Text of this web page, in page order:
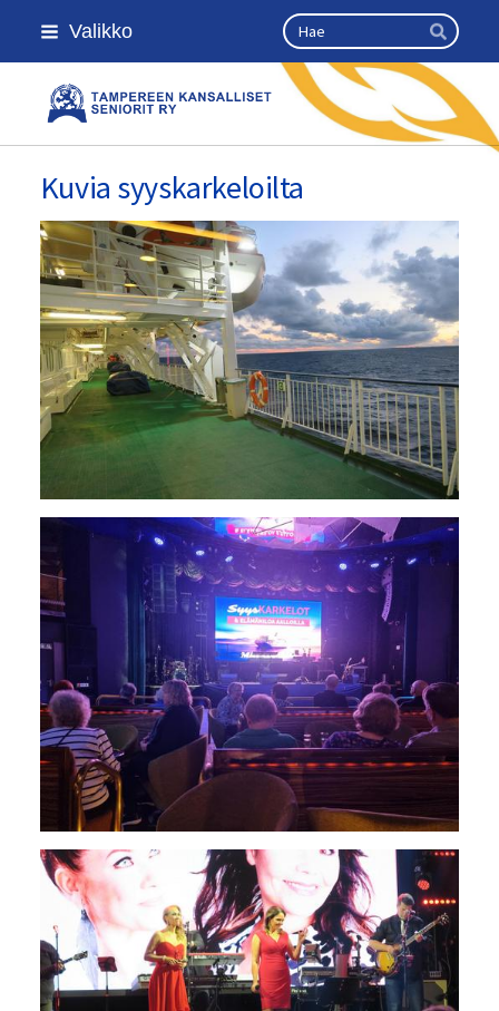
Siirry
sivun
Valikko Haku
Hae
Kansallinen senioriliitto
Kuvia syyskarkeloilta